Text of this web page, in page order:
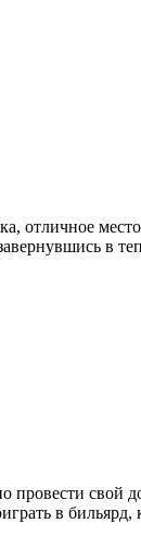
отличное
в
провести свой
в